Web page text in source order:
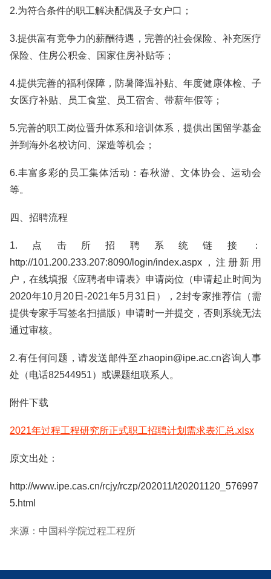
2.为符合条件的职工解决配偶及子女户口；
3.提供富有竞争力的薪酬待遇，完善的社会保险、补充医疗
保险、住房公积金、国家住房补贴等；
4.提供完善的福利保障，防暑降温补贴、年度健康体检、子
女医疗补贴、员工食堂、员工宿舍、带薪年假等；
5.完善的职工岗位晋升体系和培训体系，提供出国留学基金
并到海外名校访问、深造等机会；
6.丰富多彩的员工集体活动：春秋游、文体协会、运动会
等。
四、招聘流程
1.点击所招聘系统链接：
http://101.200.233.207:8090/login/index.aspx，注册新用
户，在线填报《应聘者申请表》申请岗位（申请起止时间为
2020年10月20日-2021年5月31日），2封专家推荐信（需
提供专家手写签名扫描版）申请时一并提交，否则系统无法
通过审核。
2.有任何问题，请发送邮件至zhaopin@ipe.ac.cn咨询人事
处（电话82544951）或课题组联系人。
附件下载
2021年过程工程研究所正式职工招聘计划需求表汇总.xlsx
原文出处：
http://www.ipe.cas.cn/rcjy/rczp/202011/t20201120_576997
5.html
来源：中国科学院过程工程所